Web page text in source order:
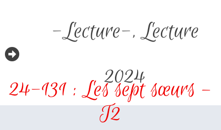
-Lecture-,Lecture
2024
24-131 : Les sept sœurs –
T2